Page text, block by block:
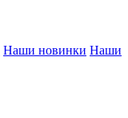
Наши новинки Наши